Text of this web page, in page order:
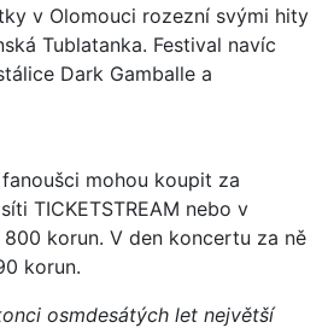
v Olomouci rozezní svými hity
Tublatanka. Festival navíc
Dark Gamballe a
mohou koupit za
TICKETSTREAM nebo v
korun. V den koncertu za ně
korun.
osmdesátých let největší